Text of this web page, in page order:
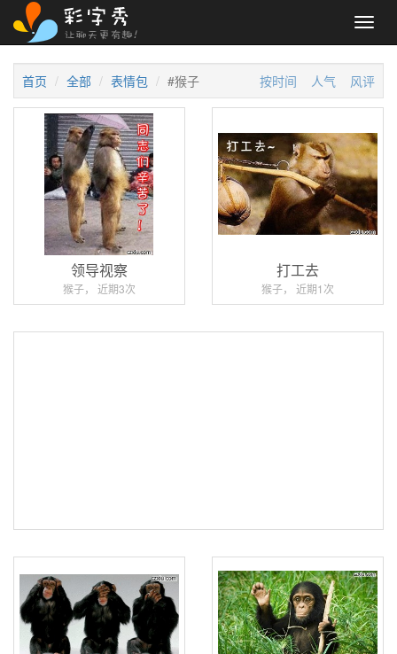
首页 全部 表情包 #猴子 按时间 人气 风评
领导视察
猴子， 近期3次
打工去
猴子， 近期1次